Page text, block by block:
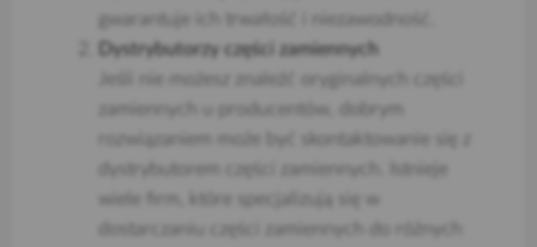
gwarantuje ich trwałość i niezawodność.
Dystrybutorzy części zamiennych
zamiennych u producentów, dobrym
rozwiązaniem może być skontaktowanie się z
wiele firm, które specjalizują się w